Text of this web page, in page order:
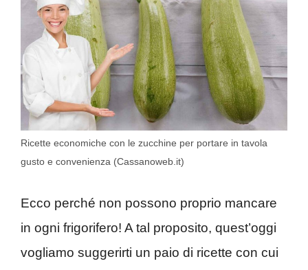
Ricette economiche con le zucchine per portare in tavola
gusto e convenienza (Cassanoweb.it)
Ecco perché non possono proprio mancare
in ogni frigorifero! A tal proposito, quest’oggi
vogliamo suggerirti un paio di ricette con cui